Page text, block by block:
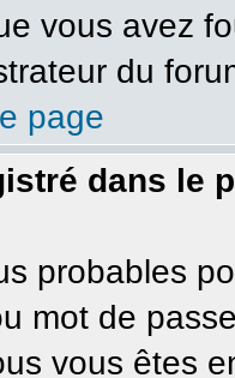
vous avez
du
page
dans le
probables
mot de
vous êtes